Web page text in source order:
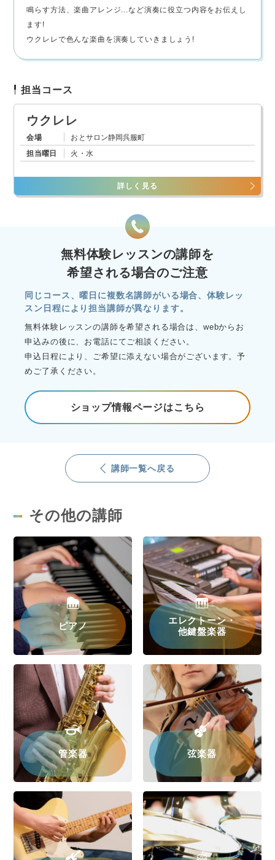
鳴らす方法、楽曲アレンジ...など演奏に役立つ内容をお伝えし
ます!
ウクレレで色んな楽曲を演奏していきましょう!
担当コース
ウクレレ
会場
おとサロン静岡呉服町
担当曜日
火・水
詳しく見る
無料体験レッスンの講師を
希望される場合のご注意
同じコース、曜日に複数名講師がいる場合、体験レッ
スン日程により担当講師が異なります。
無料体験レッスンの講師を希望される場合は、webからお
申込みの後に、お電話にてご相談ください。
申込日程により、ご希望に添えない場合がございます。予
めご了承ください。
ショップ情報ページはこちら
講師一覧へ戻る
その他の講師
ピアノ
エレクトーン・
他鍵盤楽器
管楽器 弦楽器